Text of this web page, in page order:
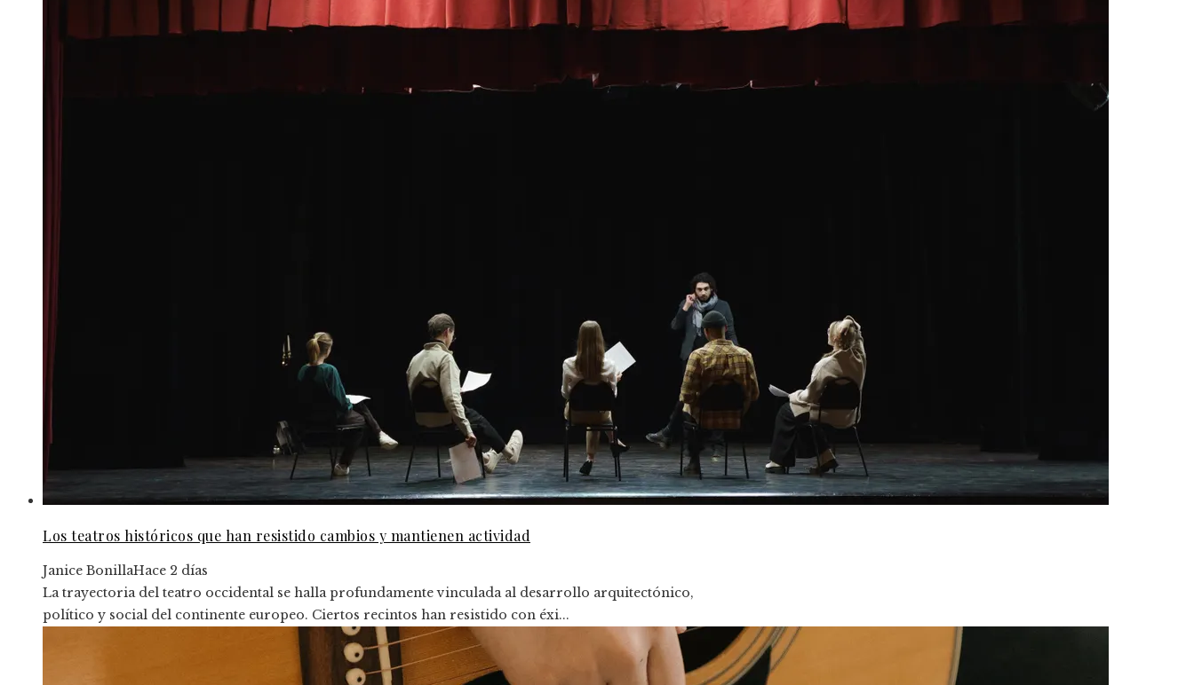
Los teatros históricos que han resistido cambios y mantienen actividad
Janice BonillaHace 2 días
La trayectoria del teatro occidental se halla profundamente vinculada al desarrollo arquitectónico,
político y social del continente europeo. Ciertos recintos han resistido con éxi...